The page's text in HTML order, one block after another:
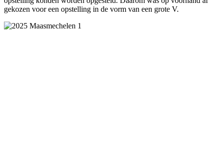
gekozen voor een opstelling in de vorm van een grote V.